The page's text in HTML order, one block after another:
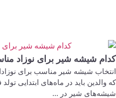
کدام شیشه شیر برای نوزاد
انتخاب شیشه شیر مناسب برای
که والدین باید در ماه‌های ابتدایی
شیشه‌های شیر در ...